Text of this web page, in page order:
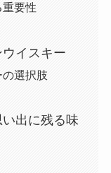
要性
イスキー
選択肢
出に残る味